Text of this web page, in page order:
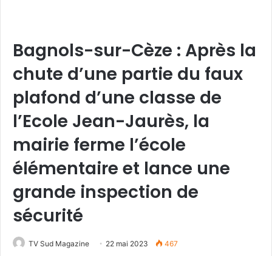
Bagnols-sur-Cèze : Après la
chute d’une partie du faux
plafond d’une classe de
l’Ecole Jean-Jaurès, la
mairie ferme l’école
élémentaire et lance une
grande inspection de
sécurité
TV Sud Magazine 22 mai 2023 467